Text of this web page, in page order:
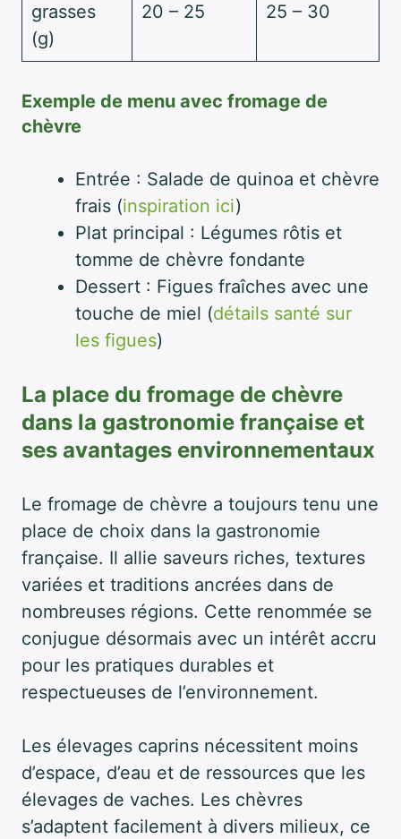
grasses
(g)
20 – 25 25 – 30
Exemple de menu avec fromage de
chèvre
Entrée : Salade de quinoa et chèvre
frais (inspiration ici)
Plat principal : Légumes rôtis et
tomme de chèvre fondante
Dessert : Figues fraîches avec une
touche de miel (détails santé sur
les figues)
La place du fromage de chèvre
dans la gastronomie française et
ses avantages environnementaux
Le fromage de chèvre a toujours tenu une
place de choix dans la gastronomie
française. Il allie saveurs riches, textures
variées et traditions ancrées dans de
nombreuses régions. Cette renommée se
conjugue désormais avec un intérêt accru
pour les pratiques durables et
respectueuses de l’environnement.
Les élevages caprins nécessitent moins
d’espace, d’eau et de ressources que les
élevages de vaches. Les chèvres
s’adaptent facilement à divers milieux, ce